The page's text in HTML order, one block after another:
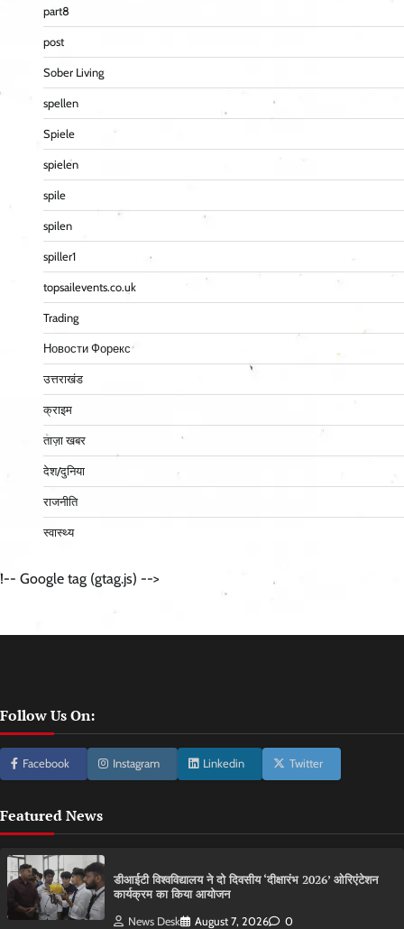
part8
post
Sober Living
spellen
Spiele
spielen
spile
spilen
spiller1
topsailevents.co.uk
Trading
Новости Форекс
उत्तराखंड
क्राइम
ताज़ा खबर
देश/दुनिया
राजनीति
स्वास्थ्य
!-- Google tag (gtag.js) -->
Follow Us On:
Facebook Instagram Linkedin Twitter
Featured News
डीआईटी विश्वविद्यालय ने दो दिवसीय ‘दीक्षारंभ 2026’ ओरिएंटेशन
कार्यक्रम का किया आयोजन
News Desk August 7, 2026 0